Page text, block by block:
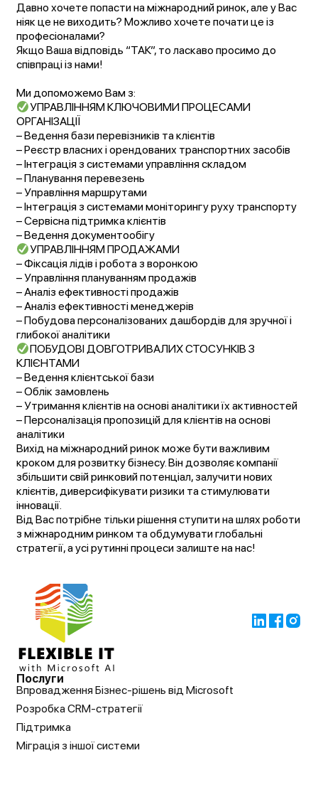
Давно хочете попасти на міжнародний ринок, але у Вас
ніяк це не виходить? Можливо хочете почати це із
професіоналами?
Якщо Ваша відповідь “ТАК”, то ласкаво просимо до
співпраці із нами!
Ми допоможемо Вам з:
УПРАВЛІННЯМ КЛЮЧОВИМИ ПРОЦЕСАМИ
ОРГАНІЗАЦІЇ
– Ведення бази перевізників та клієнтів
– Реєстр власних і орендованих транспортних засобів
– Інтеграція з системами управління складом
– Планування перевезень
– Управління маршрутами
– Інтеграція з системами моніторингу руху транспорту
– Сервісна підтримка клієнтів
– Ведення документообігу
УПРАВЛІННЯМ ПРОДАЖАМИ
– Фіксація лідів і робота з воронкою
– Управління плануванням продажів
– Аналіз ефективності продажів
– Аналіз ефективності менеджерів
– Побудова персоналізованих дашбордів для зручної і
глибокої аналітики
ПОБУДОВІ ДОВГОТРИВАЛИХ СТОСУНКІВ З
КЛІЄНТАМИ
– Ведення клієнтської бази
– Облік замовлень
– Утримання клієнтів на основі аналітики їх активностей
– Персоналізація пропозицій для клієнтів на основі
аналітики
Вихід на міжнародний ринок може бути важливим
кроком для розвитку бізнесу. Він дозволяє компанії
збільшити свій ринковий потенціал, залучити нових
клієнтів, диверсифікувати ризики та стимулювати
інновації.
Від Вас потрібне тільки рішення ступити на шлях роботи
з міжнародним ринком та обдумувати глобальні
стратегії, а усі рутинні процеси залиште на нас!
Послуги
Впровадження Бізнес-рішень від Microsoft
Розробка CRM-стратегії
Підтримка
Міграція з іншої системи